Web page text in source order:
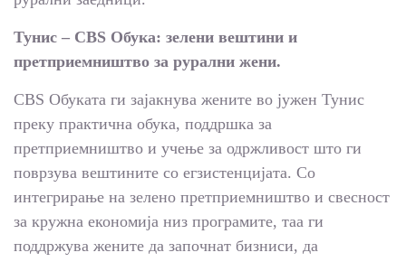
Тунис – CBS Обука: зелени вештини и
претприемништво за рурални жени.
CBS Обуката ги зајакнува жените во јужен Тунис
преку практична обука, поддршка за
претприемништво и учење за одржливост што ги
поврзува вештините со егзистенцијата. Со
интегрирање на зелено претприемништво и свесност
за кружна економија низ програмите, таа ги
поддржува жените да започнат бизниси, да